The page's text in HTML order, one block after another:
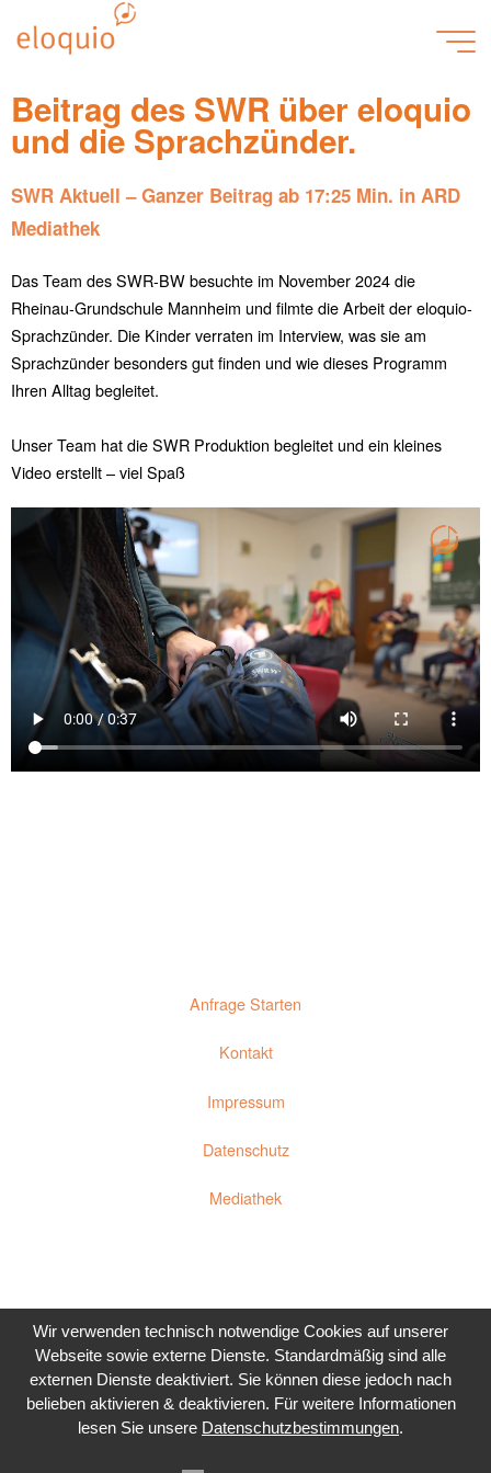
Joerg
Beitrag des SWR über eloquio
und die Sprachzünder.
SWR Aktuell – Ganzer Beitrag ab 17:25 Min. in ARD
Mediathek
Das Team des SWR-BW besuchte im November 2024 die
Rheinau-Grundschule Mannheim und filmte die Arbeit der eloquio-
Sprachzünder. Die Kinder verraten im Interview, was sie am
Sprachzünder besonders gut finden und wie dieses Programm
Ihren Alltag begleitet.
Unser Team hat die SWR Produktion begleitet und ein kleines
Video erstellt – viel Spaß
Anfrage Starten
Kontakt
Impressum
Datenschutz
Mediathek
Wir verwenden technisch notwendige Cookies auf unserer
Webseite sowie externe Dienste. Standardmäßig sind alle
externen Dienste deaktiviert. Sie können diese jedoch nach
belieben aktivieren & deaktivieren. Für weitere Informationen
lesen Sie unsere Datenschutzbestimmungen.